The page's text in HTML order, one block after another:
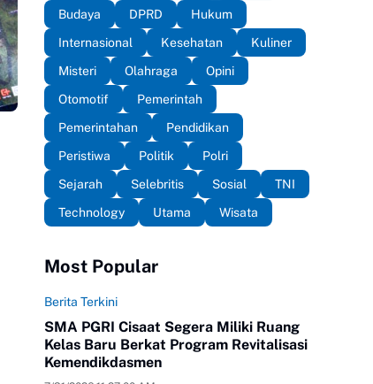
Budaya
DPRD
Hukum
Internasional
Kesehatan
Kuliner
Misteri
Olahraga
Opini
Otomotif
Pemerintah
Pemerintahan
Pendidikan
Peristiwa
Politik
Polri
Sejarah
Selebritis Sosial
TNI
Technology
Utama Wisata
Most Popular
Berita Terkini
SMA PGRI Cisaat Segera Miliki Ruang
Kelas Baru Berkat Program Revitalisasi
Kemendikdasmen